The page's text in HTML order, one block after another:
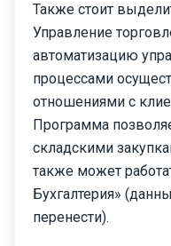
Также стоит
Управление
автоматизацию
процессами
отношениями с
Программа
складскими
также может
Бухгалтерия»
перенести).